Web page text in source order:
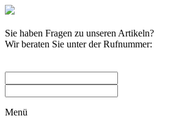
Sie haben Fragen zu unseren Artikeln?
Wir beraten Sie unter der Rufnummer:
Menü